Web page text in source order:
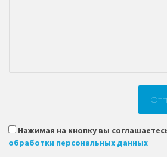
Нажимая на кнопку вы
обработки персональных данных